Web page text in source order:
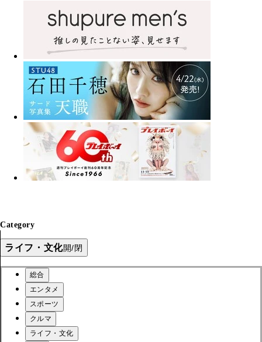
Category
ライフ・文化開/閉
総合
エンタメ
スポーツ
クルマ
ライフ・文化